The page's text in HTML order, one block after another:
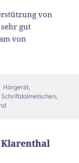
von
gut
von
Schlagwörter
Hörgerät,
Schriftdolmetschen,